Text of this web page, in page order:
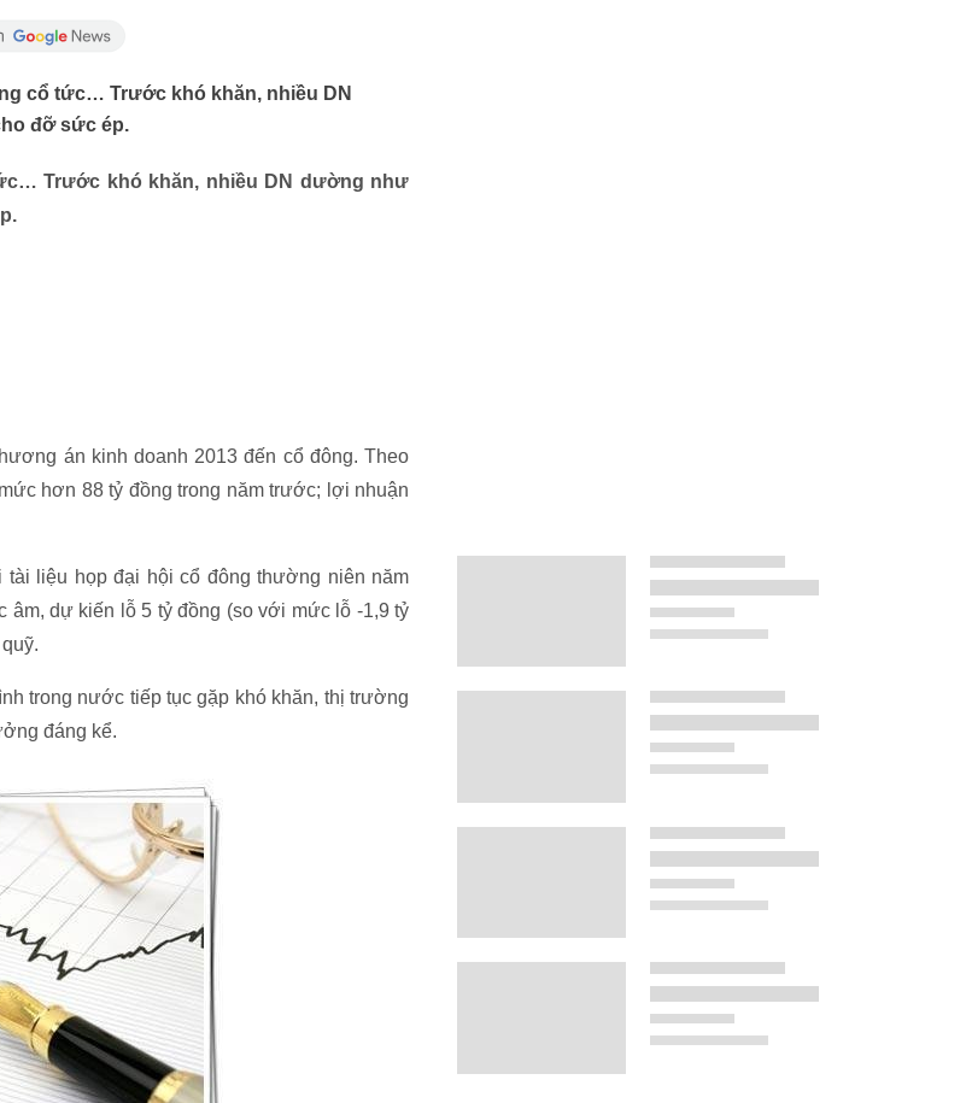
cổ tức… Trước khó khăn, nhiều DN
đỡ sức ép.
Trước khó khăn, nhiều DN dường như
án kinh doanh 2013 đến cổ đông. Theo
hơn 88 tỷ đồng trong năm trước; lợi nhuận
liệu họp đại hội cổ đông thường niên năm
dự kiến lỗ 5 tỷ đồng (so với mức lỗ -1,9 tỷ
trong nước tiếp tục gặp khó khăn, thị trường
đáng kể.